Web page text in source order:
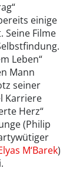
einige
Seine Filme
Leben“
Mann
seiner
Karriere
Herz“
(Philip
M‘Barek)